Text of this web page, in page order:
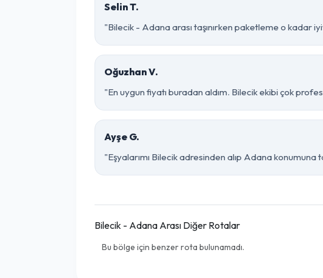
Selin T.
"Bilecik - Adana arası taşınırken paketleme o kadar
Oğuzhan V.
"En uygun fiyatı buradan aldım. Bilecik ekibi çok
Ayşe G.
"Eşyalarımı Bilecik adresinden alıp Adana konumuna
Bilecik - Adana Arası Diğer Rotalar
Bu bölge için benzer rota bulunamadı.